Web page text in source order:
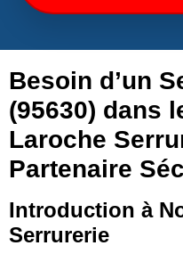
Besoin d’un
(95630) dans
Laroche
Partenaire
Introduction à
Serrurerie